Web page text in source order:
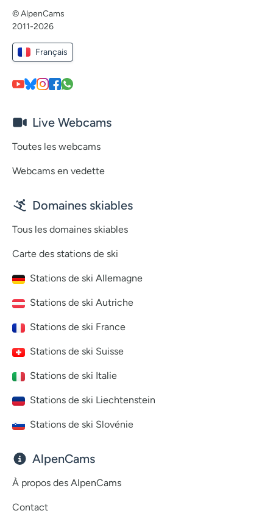
© AlpenCams
2011-2026
Français
Live Webcams
Toutes les webcams
Webcams en vedette
Domaines skiables
Tous les domaines skiables
Carte des stations de ski
Stations de ski Allemagne
Stations de ski Autriche
Stations de ski France
Stations de ski Suisse
Stations de ski Italie
Stations de ski Liechtenstein
Stations de ski Slovénie
AlpenCams
À propos des AlpenCams
Contact